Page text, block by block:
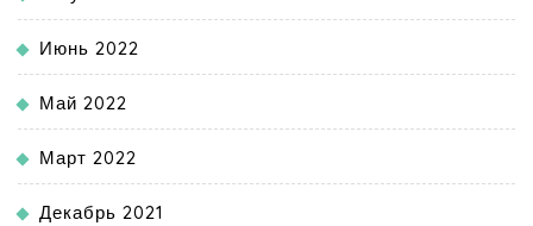
Июнь 2022
Май 2022
Март 2022
Декабрь 2021